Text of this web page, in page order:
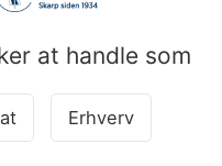
at handle som
Erhverv